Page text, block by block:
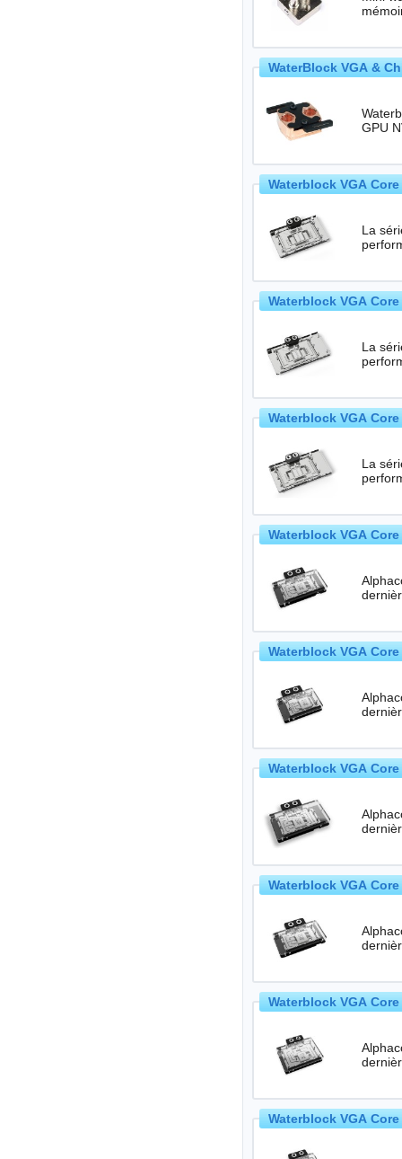
WaterBlock VGA &
Waterblock VGA
La
Waterblock VGA
La
Waterblock VGA
La
Waterblock VGA
Waterblock VGA
Waterblock VGA
Waterblock VGA
Waterblock VGA
Waterblock VGA